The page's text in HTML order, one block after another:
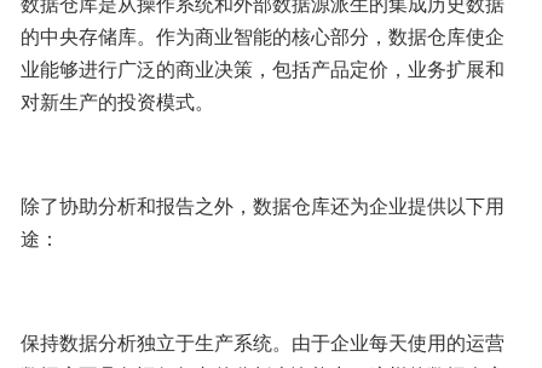
的中央存储库。作为商业智能的核心部分，数据仓库使企
业能够进行广泛的商业决策，包括产品定价，业务扩展和
对新生产的投资模式。
除了协助分析和报告之外，数据仓库还为企业提供以下用
途：
保持数据分析独立于生产系统。由于企业每天使用的运营